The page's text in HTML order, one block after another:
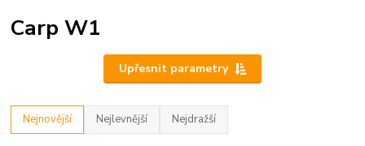
Carp W1
Upřesnit parametry
Nejnovější Nejlevnější Nejdražší